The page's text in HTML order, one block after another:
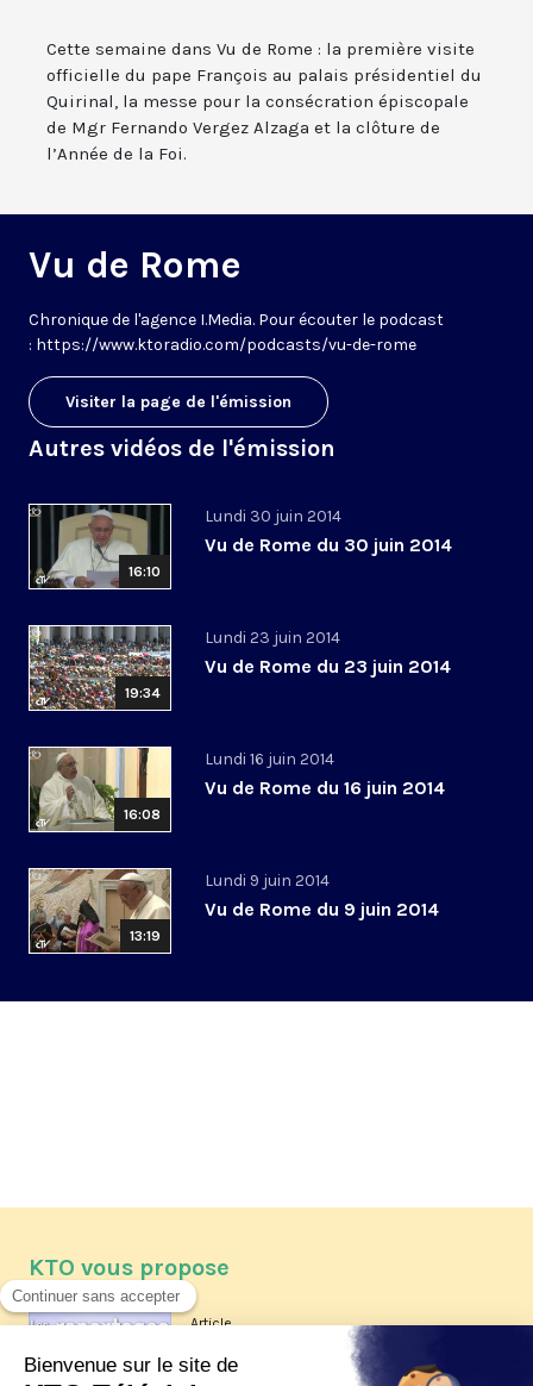
Cette semaine dans Vu de Rome : la première visite
officielle du pape François au palais présidentiel du
Quirinal, la messe pour la consécration épiscopale
de Mgr Fernando Vergez Alzaga et la clôture de
l’Année de la Foi.
Vu de Rome
Chronique de l'agence I.Media. Pour écouter le podcast
: https://www.ktoradio.com/podcasts/vu-de-rome
Visiter la page de l'émission
Autres vidéos de l'émission
16:10
Lundi 30 juin 2014
Vu de Rome du 30 juin 2014
19:34
Lundi 23 juin 2014
Vu de Rome du 23 juin 2014
16:08
Lundi 16 juin 2014
Vu de Rome du 16 juin 2014
13:19
Lundi 9 juin 2014
Vu de Rome du 9 juin 2014
KTO vous propose
Article
Les reportages d'été 2026 de KTO